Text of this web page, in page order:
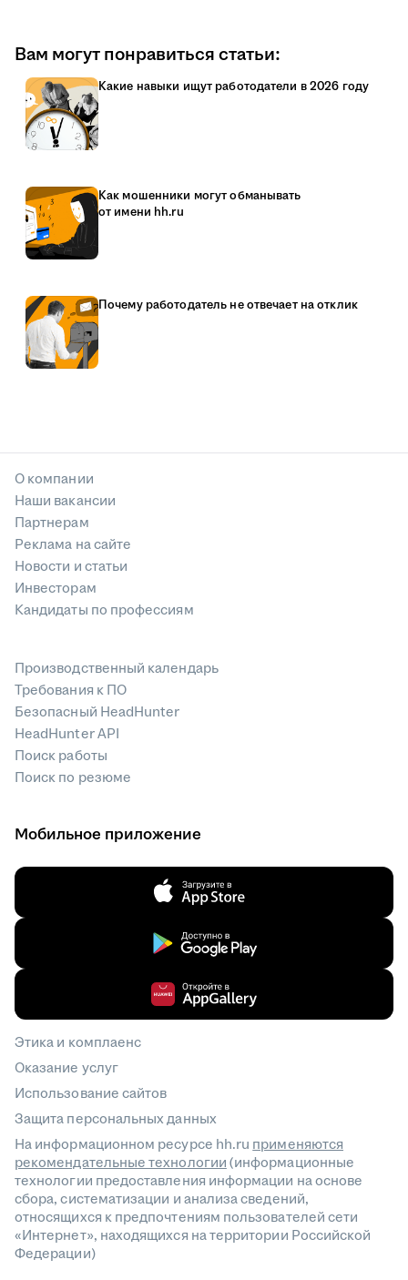
Вам могут понравиться статьи:
Какие навыки ищут работодатели в 2026 году
Как мошенники могут обманывать
от имени hh.ru
Почему работодатель не отвечает на отклик
О компании
Наши вакансии
Партнерам
Реклама на сайте
Новости и статьи
Инвесторам
Кандидаты по профессиям
Производственный календарь
Требования к ПО
Безопасный HeadHunter
HeadHunter API
Поиск работы
Поиск по резюме
Мобильное приложение
Этика и комплаенс
Оказание услуг
Использование сайтов
Защита персональных данных
На информационном ресурсе hh.ru применяются
рекомендательные технологии(информационные
технологии предоставления информации на основе
сбора, систематизации и анализа сведений,
относящихся к предпочтениям пользователей сети
«Интернет», находящихся на территории Российской
Федерации)